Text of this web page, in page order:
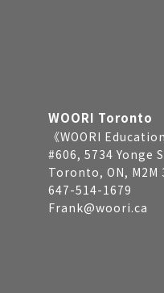
WOORI Toronto
《WOORI
#606, 5734 Yonge
Toronto, ON, M2M
647-514-1679
Frank@woori.ca